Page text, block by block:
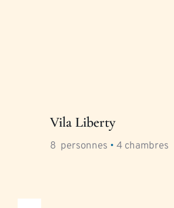
Vila Liberty
8
  personnes
• 4 chambres